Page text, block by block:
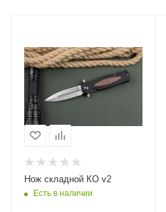
Нож складной КО v2
Есть в наличии